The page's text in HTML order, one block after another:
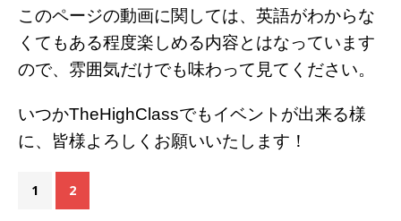
このページの動画に関しては、英語がわからな
くてもある程度楽しめる内容とはなっています
ので、雰囲気だけでも味わって見てください。
いつかTheHighClassでもイベントが出来る様
に、皆様よろしくお願いいたします！
1 2